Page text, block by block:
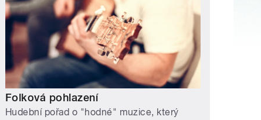
Folková pohlazení
Hudební pořad o "hodné" muzice, který